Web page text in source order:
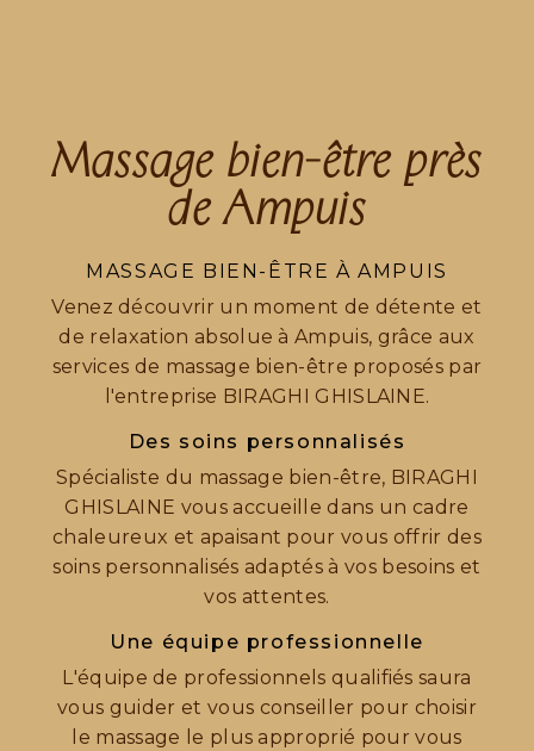
Massage bien-être près
de Ampuis
MASSAGE BIEN-ÊTRE À AMPUIS
Venez découvrir un moment de détente et
de relaxation absolue à Ampuis, grâce aux
services de massage bien-être proposés par
l'entreprise BIRAGHI GHISLAINE.
Des soins personnalisés
Spécialiste du massage bien-être, BIRAGHI
GHISLAINE vous accueille dans un cadre
chaleureux et apaisant pour vous offrir des
soins personnalisés adaptés à vos besoins et
vos attentes.
Une équipe professionnelle
L'équipe de professionnels qualifiés saura
vous guider et vous conseiller pour choisir
le massage le plus approprié pour vous